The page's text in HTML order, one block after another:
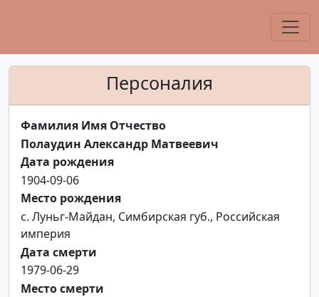
Персоналия
Фамилия Имя Отчество
Полаудин Александр Матвеевич
Дата рождения
1904-09-06
Место рождения
с. Луньг-Майдан, Симбирская губ., Российская
империя
Дата смерти
1979-06-29
Место смерти